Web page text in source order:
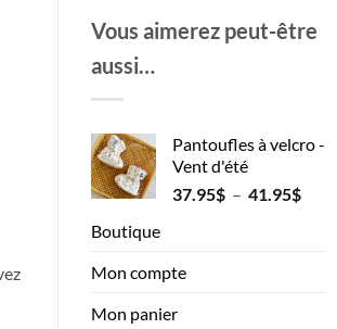
Vous aimerez peut-être
aussi…
Pantoufles à velcro -
Vent d'été
37.95$ – 41.95$Plage
Boutique
Mon compte
Mon panier